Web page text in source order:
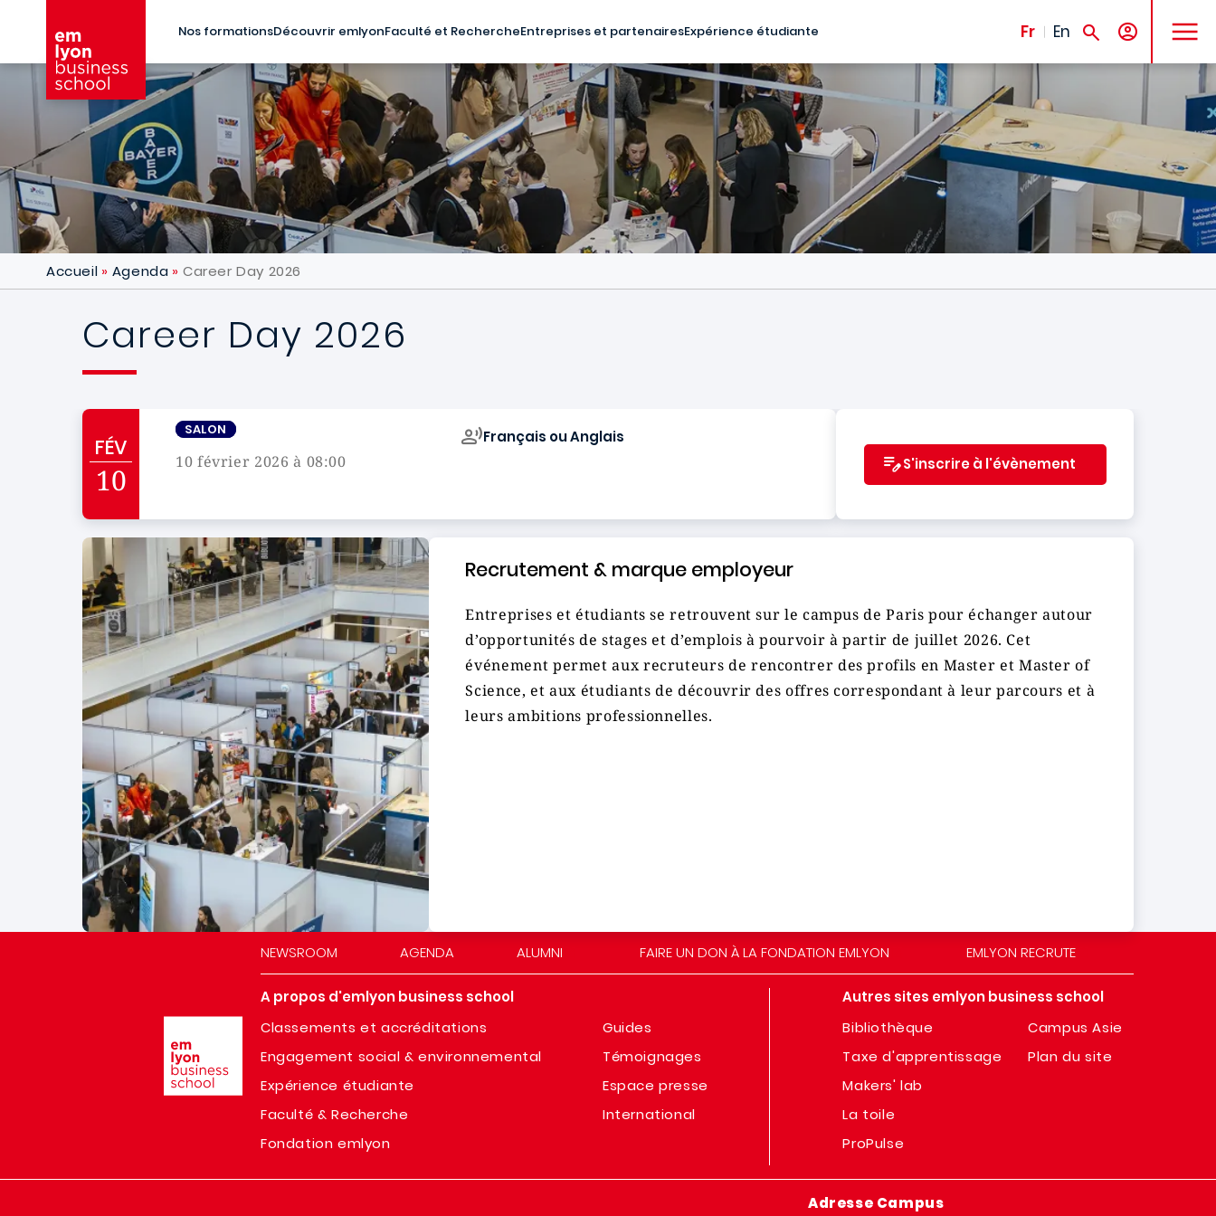
Nos formationsDécouvrir emlyonFaculté et RechercheEntreprises et partenairesExpérience étudiante Fr En
MENU
Accueil Agenda Career Day 2026
Career Day 2026
FÉV
10
SALON
10 février 2026 à 08:00
Français ou Anglais
S'inscrire à l'évènement
Recrutement & marque employeur
Entreprises et étudiants se retrouvent sur le campus de Paris pour échanger autour
d’opportunités de stages et d’emplois à pourvoir à partir de juillet 2026. Cet
événement permet aux recruteurs de rencontrer des profils en Master et Master of
Science, et aux étudiants de découvrir des offres correspondant à leur parcours et à
leurs ambitions professionnelles.
NEWSROOM AGENDA ALUMNI FAIRE UN DON À LA FONDATION EMLYON EMLYON RECRUTE
A propos d'emlyon business school
Classements et accréditations
Engagement social & environnemental
Expérience étudiante
Faculté & Recherche
Fondation emlyon
Guides
Témoignages
Espace presse
International
Autres sites emlyon business school
Bibliothèque
Taxe d'apprentissage
Makers' lab
La toile
ProPulse
Campus Asie
Plan du site
Adresse Campus